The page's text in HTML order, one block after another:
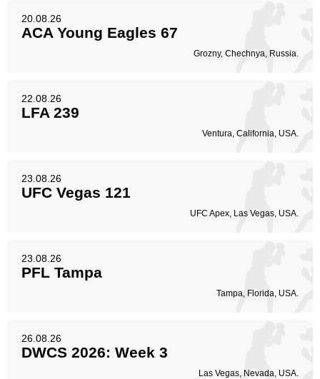
20.08.26
ACA Young Eagles 67
Grozny, Chechnya, Russia.
22.08.26
LFA 239
Ventura, California, USA.
23.08.26
UFC Vegas 121
UFC Apex, Las Vegas, USA.
23.08.26
PFL Tampa
Tampa, Florida, USA.
26.08.26
DWCS 2026: Week 3
Las Vegas, Nevada, USA.